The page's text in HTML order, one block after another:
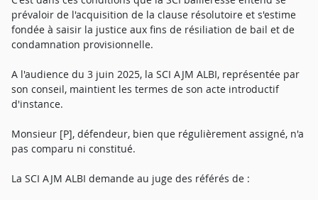
prévaloir de l'acquisition de la clause résolutoire et s'estime
fondée à saisir la justice aux fins de résiliation de bail et de
condamnation provisionnelle.
A l'audience du 3 juin 2025, la SCI AJM ALBI, représentée par
son conseil, maintient les termes de son acte introductif
d'instance.
Monsieur [P], défendeur, bien que régulièrement assigné, n'a
pas comparu ni constitué.
La SCI AJM ALBI demande au juge des référés de :